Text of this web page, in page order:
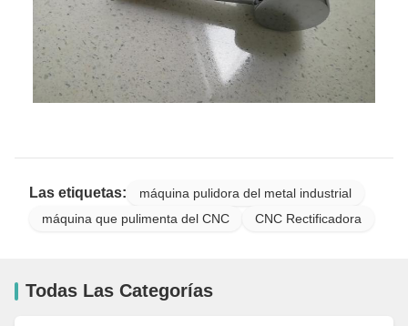
Las etiquetas:
máquina pulidora del metal industrial
máquina que pulimenta del CNC
CNC Rectificadora
Todas Las Categorías